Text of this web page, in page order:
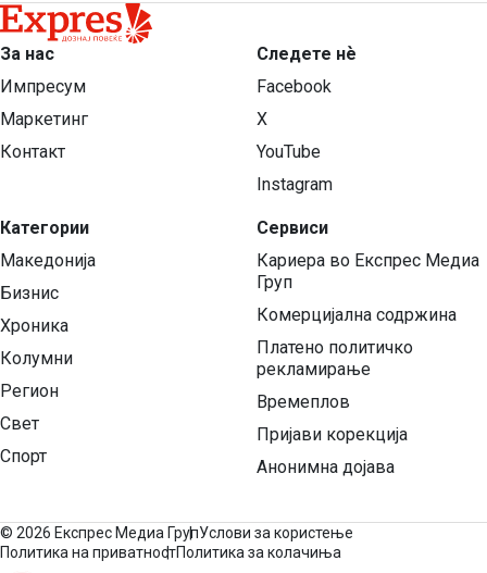
За нас
Импресум
Маркетинг
Контакт
Категории
Македонија
Бизнис
Хроника
Колумни
Регион
Свет
Спорт
Следете нѐ
Facebook
X
YouTube
Instagram
Сервиси
Кариера во Експрес Медиа
Груп
Комерцијална содржина
Платено политичко
рекламирање
Времеплов
Пријави корекција
Анонимна дојава
© 2026 Експрес Медиа ГрупУслови за користење
Политика на приватностПолитика за колачиња